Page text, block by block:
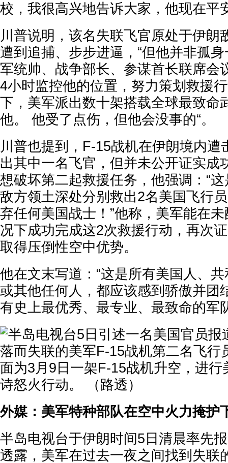
校，我很高兴地告诉大家，他现在平
川普说明，该名失联飞官原处于伊朗
遭到追捕、步步进逼，“但他并非孤
军统帅、战争部长、参谋首长联席会
4小时监控他的位置，努力策划救援
下，美军派出数十架搭载全球最致命
他。 他受了点伤，但他会没事的“。
川普也提到，F-15战机在伊朗境内遭
出其中一名飞官，但并未公开证实成
想破坏第二起救援任务，他强调：“
敌方领土深处分别救出2名美国飞行
弃任何美国战士！”他称，美军能在
况下成功完成这2次救援行动，再次
取得压倒性空中优势。
他在文末写道：“这是所有美国人、
或其他任何人，都应该感到骄傲并团
有史上最优秀、最专业、最致命的军
外媒：美军特种部队在空中火力掩护
半岛电视台于伊朗时间5日清晨率先
透露，美军在过去一夜之间找到失联